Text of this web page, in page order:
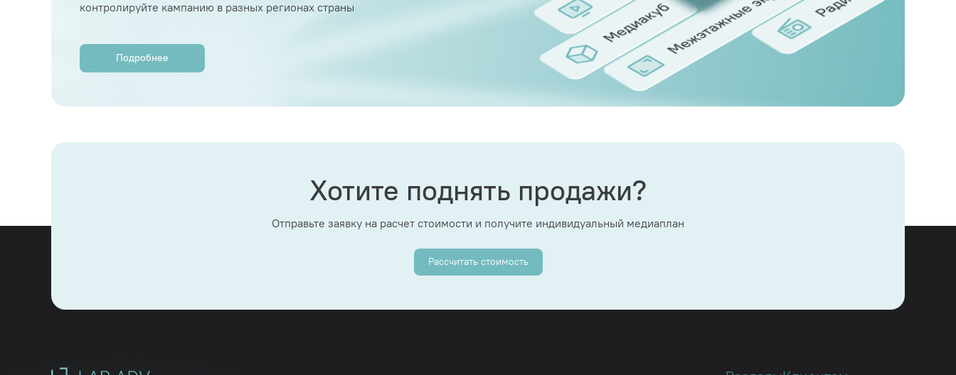
контролируйте кампанию в разных регионах страны
Подробнее
Хотите поднять продажи?
Отправьте заявку на расчет стоимости и получите индивидуальный медиаплан
Рассчитать стоимость